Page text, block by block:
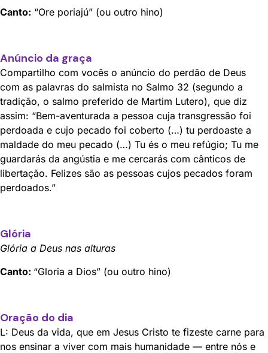
Canto: “Ore poriajú” (ou outro hino)
Anúncio da graça
Compartilho com vocês o anúncio do perdão de Deus
com as palavras do salmista no Salmo 32 (segundo a
tradição, o salmo preferido de Martim Lutero), que diz
assim: “Bem-aventurada a pessoa cuja transgressão foi
perdoada e cujo pecado foi coberto (…) tu perdoaste a
maldade do meu pecado (…) Tu és o meu refúgio; Tu me
guardarás da angústia e me cercarás com cânticos de
libertação. Felizes são as pessoas cujos pecados foram
perdoados.”
Glória
Glória a Deus nas alturas
Canto: “Gloria a Dios” (ou outro hino)
Oração do dia
L: Deus da vida, que em Jesus Cristo te fizeste carne para
nos ensinar a viver com mais humanidade — entre nós e